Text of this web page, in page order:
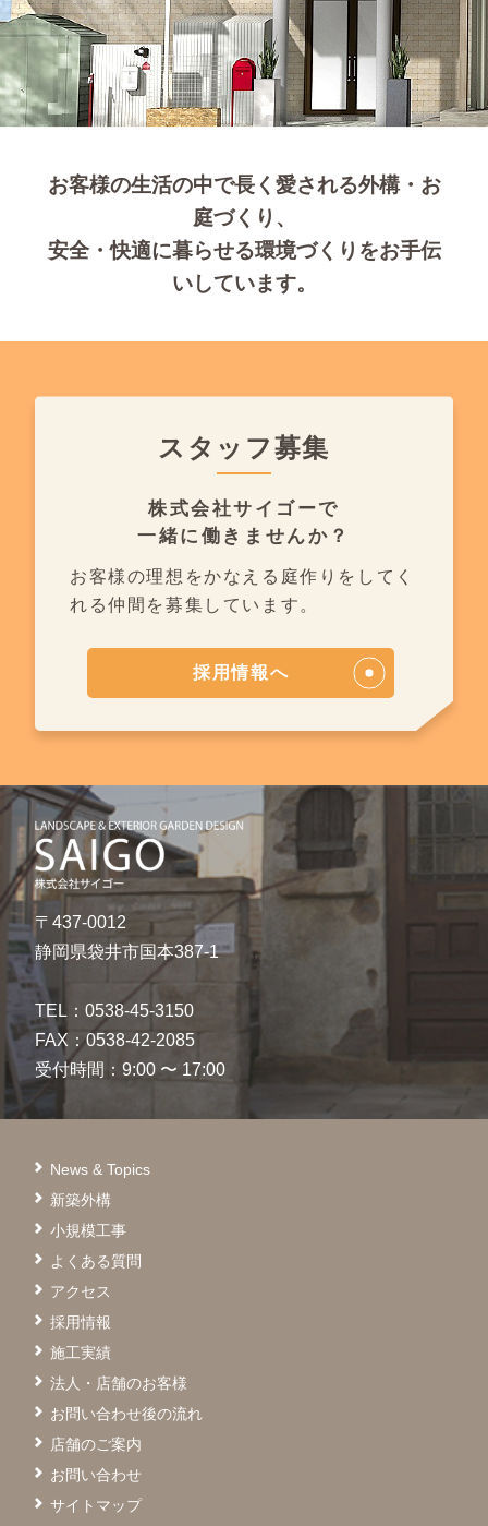
お客様の生活の中で長く愛される外構・お
庭づくり、
安全・快適に暮らせる環境づくりをお手伝
いしています。
スタッフ募集
株式会社サイゴーで
一緒に働きませんか？
お客様の理想をかなえる庭作りを してく
れる仲間を募集しています。
採用情報へ
〒437-0012
静岡県袋井市国本387-1
TEL：0538-45-3150
FAX：0538-42-2085
受付時間：9:00 〜 17:00
News & Topics
新築外構
小規模工事
よくある質問
アクセス
採用情報
施工実績
法人・店舗のお客様
お問い合わせ後の流れ
店舗のご案内
お問い合わせ
サイトマップ